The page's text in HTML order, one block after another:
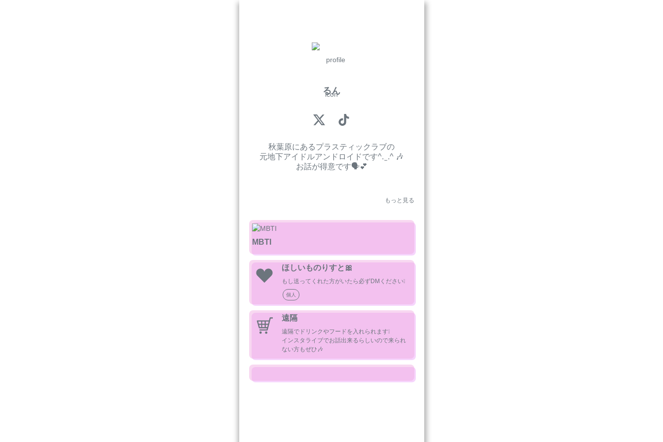
るん
秋葉原にあるプラスティックラブの
元地下アイドルアンドロイドです^. ̫ .^ 🎶
お話が得意です🗣︎💕︎
🎀┈♡┈┈┈ぷろふぃーる┈┈┈♡┈🎀
🎀┈♡┈┈┈すきなもの┈┈┈♡┈🎀
🎀┈♡┈┈┈にがてなもの┈┈┈♡┈🎀
魚介類 トマト 走ること 音楽以外の大きい音
軽率に好きになっちゃいなyo🌟
褒めて伸ばしてな~^. ̫ .^
もっと見る
MBTI
ほしいものりすと🎀
もし送ってくれた方がいたら必ずDMください❕
個人
遠隔
遠隔でドリンクやフードを入れられます❕
インスタライブでお話出来るらしいので来られ
ない方もぜひ🎶